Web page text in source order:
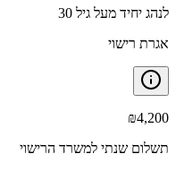
לנהג יחיד מעל גיל 30
אגרת רישוי
₪4,200
תשלום שנתי למשרד הרישוי